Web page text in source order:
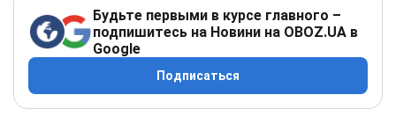
Будьте первыми в курсе главного –
подпишитесь на Новини на OBOZ.UA в
Google
Подписаться